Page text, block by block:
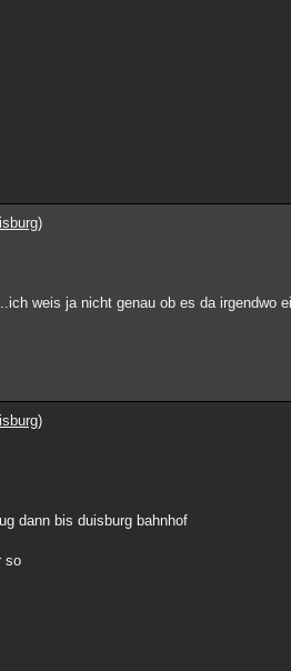
weis ja nicht genau ob es da irgendwo
dann bis duisburg bahnhof
so